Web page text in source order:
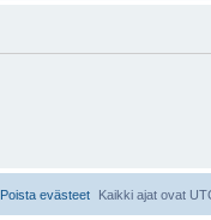
Kaikki ajat ovat
Poista evästeet